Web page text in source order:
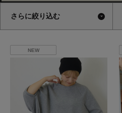
さらに絞り込む
NEW